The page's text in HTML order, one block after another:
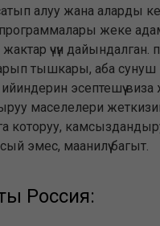
алуу жана аларды
программалары жеке
үчүн дайындалган.
тышкары, аба
эсептешүү виза
маселелери
которуу,
эмес, маанилүү багыт.
Россия: